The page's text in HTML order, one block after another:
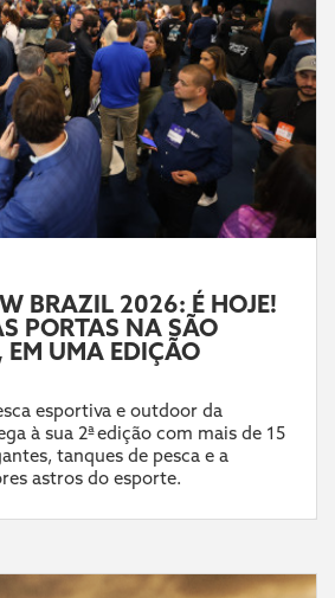
BRAZIL 2026: É HOJE!
PORTAS NA SÃO
EM UMA EDIÇÃO
esportiva e outdoor da
à sua 2ª edição com mais de 15
tanques de pesca e a
astros do esporte.